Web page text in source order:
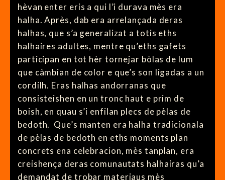
hèvan enter eris a qui l’i durava mès era
halha. Après, dab era arrelançada deras
halhas, que s’a generalizat a totis eths
halhaires adultes, mentre qu’eths gafets
participan en tot hèr tornejar bòlas de lum
que càmbian de color e que’s son ligadas a un
cordilh. Eras halhas andorranas que
consisteishen en un tronc haut e prim de
boish, en quau s’i enfilan plecs de pèlas de
bedoth. Que’s manten era halha tradicionala
de pèlas de bedoth en eths moments plan
concrets ena celebracion, mès tanplan, era
creishença deras comunautats halhairas qu’a
demandat de trobar materiaus mès